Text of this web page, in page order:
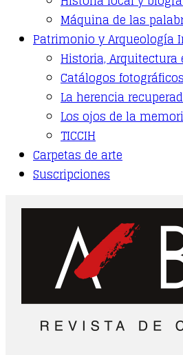
Máquina de las
Patrimonio y Arqueología
Historia,
Catálogos
La herencia
Los ojos de la
TICCIH
Carpetas de arte
Suscripciones